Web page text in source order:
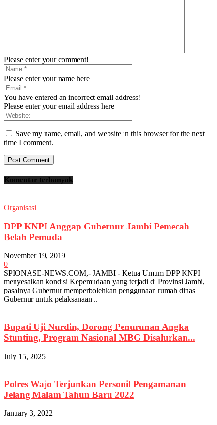
Please enter your comment!
Please enter your name here
You have entered an incorrect email address!
Please enter your email address here
Save my name, email, and website in this browser for the next
time I comment.
Komentar terbanyak
Organisasi
DPP KNPI Anggap Gubernur Jambi Pemecah
Belah Pemuda
November 19, 2019
0
SPIONASE-NEWS.COM,- JAMBI - Ketua Umum DPP KNPI
menyesalkan kondisi Kepemudaan yang terjadi di Provinsi Jambi,
pasalnya Gubernur memperbolehkan penggunaan rumah dinas
Gubernur untuk pelaksanaan...
Bupati Uji Nurdin, Dorong Penurunan Angka
Stunting, Program Nasional MBG Disalurkan...
July 15, 2025
Polres Wajo Terjunkan Personil Pengamanan
Jelang Malam Tahun Baru 2022
January 3, 2022